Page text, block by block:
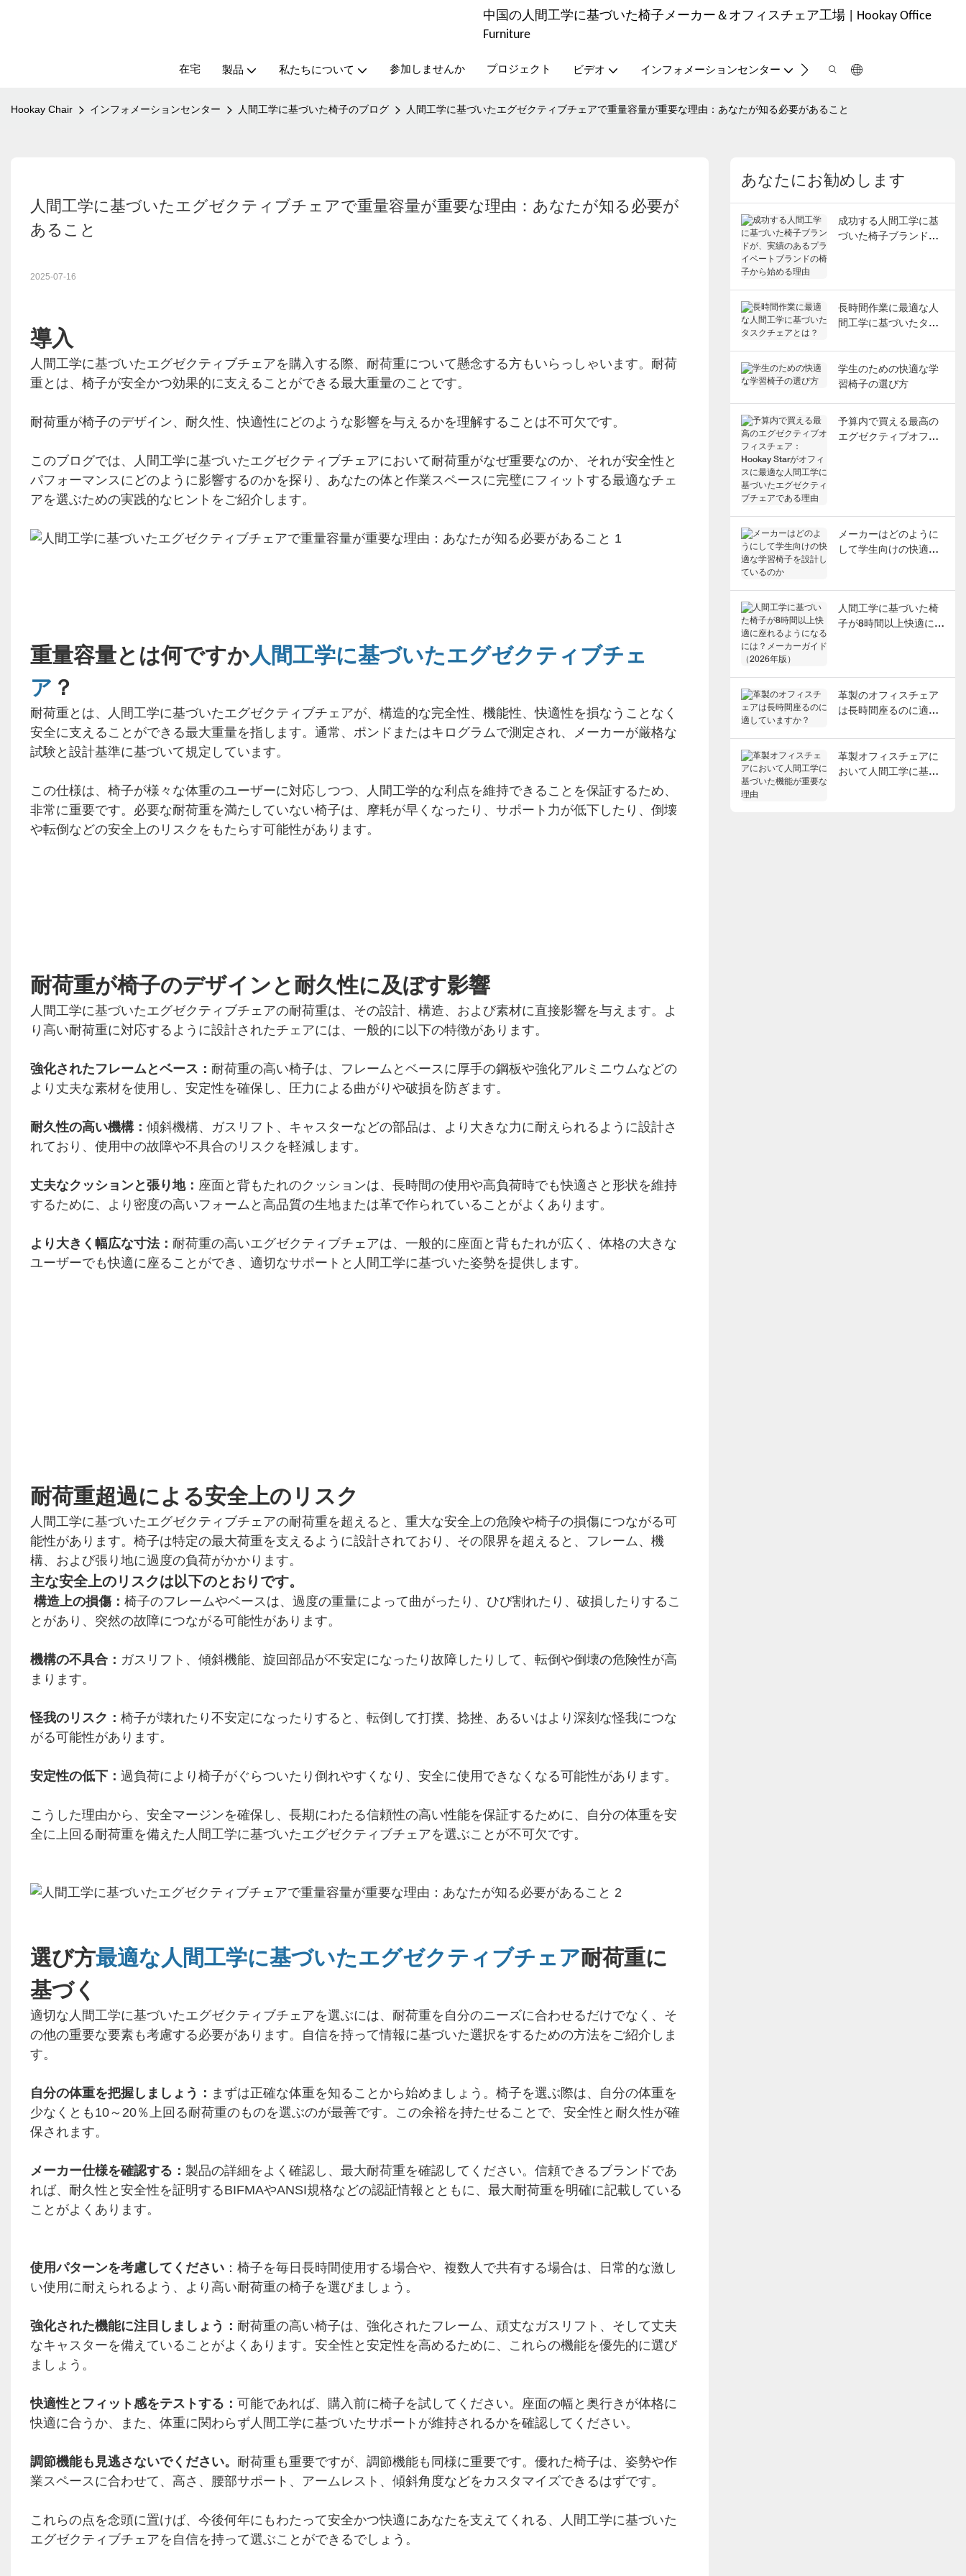
中国の人間工学に基づいた椅子メーカー＆オフィスチェア工場 | Hookay Office
Furniture
在宅 製品 私たちについて 参加しませんか プロジェクト ビデオ インフォメーションセンター お問い合わせ
Hookay Chair インフォメーションセンター 人間工学に基づいた椅子のブログ 人間工学に基づいたエグゼクティブチェアで重量容量が重要な理由：あなたが知る必要があること
人間工学に基づいたエグゼクティブチェアで重量容量が重要な理由：あなたが知る必要が
あること
2025-07-16
導入
人間工学に基づいたエグゼクティブチェアを購入する際、耐荷重について懸念する方もいらっしゃいます。 耐荷
重とは、椅子が安全かつ効果的に支えることができる最大重量のことです。
耐荷重が椅子のデザイン、耐久性、快適性にどのような影響を与えるかを理解することは不可欠です。
このブログでは、人間工学に基づいたエグゼクティブチェアにおいて耐荷重がなぜ重要なのか、それが安全性と
パフォーマンスにどのように影響するのかを探り、あなたの体と作業スペースに完璧にフィットする最適なチェ
アを選ぶための実践的なヒントをご紹介します。
重量容量とは何ですか人間工学に基づいたエグゼクティブチェ
ア ？
耐荷重とは、人間工学に基づいたエグゼクティブチェアが、構造的な完全性、機能性、快適性を損なうことなく
安全に支えることができる最大重量を指します。通常、ポンドまたはキログラムで測定され、メーカーが厳格な
試験と設計基準に基づいて規定しています。
この仕様は、椅子が様々な体重のユーザーに対応しつつ、人間工学的な利点を維持できることを保証するため、
非常に重要です。必要な耐荷重を満たしていない椅子は、摩耗が早くなったり、サポート力が低下したり、倒壊
や転倒などの安全上のリスクをもたらす可能性があります。
耐荷重が椅子のデザインと耐久性に及ぼす影響
人間工学に基づいたエグゼクティブチェアの耐荷重は、その設計、構造、および素材に直接影響を与えます。よ
り高い耐荷重に対応するように設計されたチェアには、一般的に以下の特徴があります。
強化されたフレームとベース： 耐荷重の高い椅子は、フレームとベースに厚手の鋼板や強化アルミニウムなどの
より丈夫な素材を使用し、安定性を確保し、圧力による曲がりや破損を防ぎます。
耐久性の高い機構： 傾斜機構、ガスリフト、キャスターなどの部品は、より大きな力に耐えられるように設計さ
れており、使用中の故障や不具合のリスクを軽減します。
丈夫なクッションと張り地： 座面と背もたれのクッションは、長時間の使用や高負荷時でも快適さと形状を維持
するために、より密度の高いフォームと高品質の生地または革で作られていることがよくあります。
より大きく幅広な寸法： 耐荷重の高いエグゼクティブチェアは、一般的に座面と背もたれが広く、体格の大きな
ユーザーでも快適に座ることができ、適切なサポートと人間工学に基づいた姿勢を提供します。
耐荷重超過による安全上のリスク
人間工学に基づいたエグゼクティブチェアの耐荷重を超えると、重大な安全上の危険や椅子の損傷につながる可
能性があります。椅子は特定の最大荷重を支えるように設計されており、その限界を超えると、フレーム、機
構、および張り地に過度の負荷がかかります。
主な安全上のリスクは以下のとおりです。
構造上の損傷： 椅子のフレームやベースは、過度の重量によって曲がったり、ひび割れたり、破損したりするこ
とがあり、突然の故障につながる可能性があります。
機構の不具合： ガスリフト、傾斜機能、旋回部品が不安定になったり故障したりして、転倒や倒壊の危険性が高
まります。
怪我のリスク： 椅子が壊れたり不安定になったりすると、転倒して打撲、捻挫、あるいはより深刻な怪我につな
がる可能性があります。
安定性の低下： 過負荷により椅子がぐらついたり倒れやすくなり、安全に使用できなくなる可能性があります。
こうした理由から、安全マージンを確保し、長期にわたる信頼性の高い性能を保証するために、自分の体重を安
全に上回る耐荷重を備えた人間工学に基づいたエグゼクティブチェアを選ぶことが不可欠です。
選び方最適な人間工学に基づいたエグゼクティブチェア耐荷重に
基づく
適切な人間工学に基づいたエグゼクティブチェアを選ぶには、耐荷重を自分のニーズに合わせるだけでなく、そ
の他の重要な要素も考慮する必要があります。自信を持って情報に基づいた選択をするための方法をご紹介しま
す。
自分の体重を把握しましょう： まずは正確な体重を知ることから始めましょう。椅子を選ぶ際は、自分の体重を
少なくとも10～20％上回る耐荷重のものを選ぶのが最善です。この余裕を持たせることで、安全性と耐久性が確
保されます。
メーカー仕様を確認する： 製品の詳細をよく確認し、最大耐荷重を確認してください。信頼できるブランドであ
れば、耐久性と安全性を証明するBIFMAやANSI規格などの認証情報とともに、最大耐荷重を明確に記載している
ことがよくあります。
使用パターンを考慮してください：椅子を毎日長時間使用する場合や、複数人で共有する場合は、日常的な激し
い使用に耐えられるよう、より高い耐荷重の椅子を選びましょう。
強化された機能に注目しましょう： 耐荷重の高い椅子は、強化されたフレーム、頑丈なガスリフト、そして丈夫
なキャスターを備えていることがよくあります。安全性と安定性を高めるために、これらの機能を優先的に選び
ましょう。
快適性とフィット感をテストする： 可能であれば、購入前に椅子を試してください。座面の幅と奥行きが体格に
快適に合うか、また、体重に関わらず人間工学に基づいたサポートが維持されるかを確認してください。
調節機能も見逃さないでください。 耐荷重も重要ですが、調節機能も同様に重要です。優れた椅子は、姿勢や作
業スペースに合わせて、高さ、腰部サポート、アームレスト、傾斜角度などをカスタマイズできるはずです。
これらの点を念頭に置けば、今後何年にもわたって安全かつ快適にあなたを支えてくれる、人間工学に基づいた
エグゼクティブチェアを自信を持って選ぶことができるでしょう。
あなたにお勧めします
成功する人間工学に基
づいた椅子ブランド
長時間作業に最適な人
間工学に基づいたタス
学生のための快適な学
習椅子の選び方
予算内で買える最高の
エグゼクティブオフィ
メーカーはどのように
して学生向けの快適な
人間工学に基づいた椅
子が8時間以上快適に座
革製のオフィスチェア
は長時間座るのに適し
革製オフィスチェアに
おいて人間工学に基づ